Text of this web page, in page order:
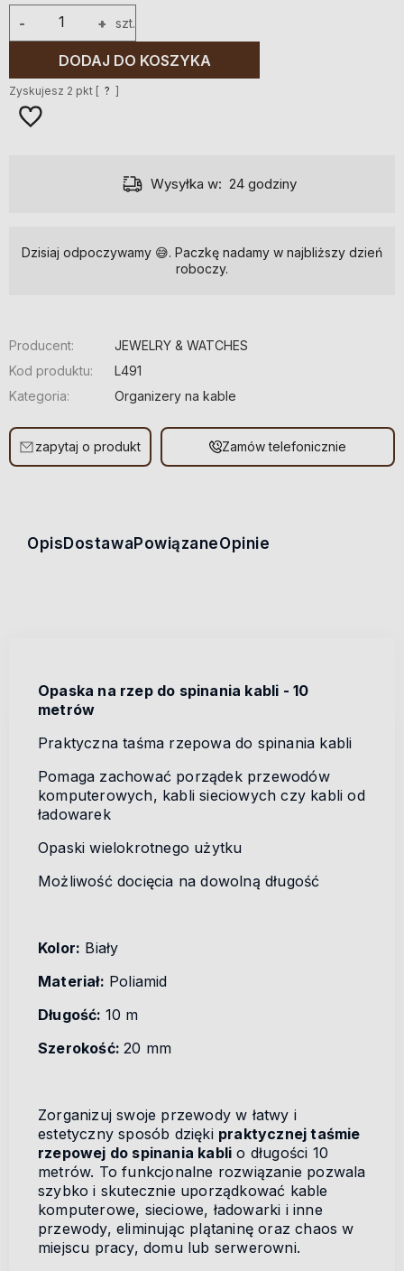
+
- szt.
DODAJ DO KOSZYKA
Zyskujesz 2 pkt [ ? ]
Wysyłka w: 24 godziny
Dzisiaj odpoczywamy 😅. Paczkę nadamy w najbliższy dzień
roboczy.
Producent:
JEWELRY & WATCHES
Kod produktu:
L491
Kategoria:
Organizery na kable
zapytaj o produkt Zamów telefonicznie
Opis Dostawa PowiązaneOpinie
Opaska na rzep do spinania kabli - 10
metrów
Praktyczna taśma rzepowa do spinania kabli
Pomaga zachować porządek przewodów
komputerowych, kabli sieciowych czy kabli od
ładowarek
Opaski wielokrotnego użytku
Możliwość docięcia na dowolną długość
Kolor: Biały
Materiał: Poliamid
Długość: 10 m
Szerokość:20 mm
Zorganizuj swoje przewody w łatwy i
estetyczny sposób dzięki praktycznej taśmie
rzepowej do spinania kabli o długości 10
metrów. To funkcjonalne rozwiązanie pozwala
szybko i skutecznie uporządkować kable
komputerowe, sieciowe, ładowarki i inne
przewody, eliminując plątaninę oraz chaos w
miejscu pracy, domu lub serwerowni.